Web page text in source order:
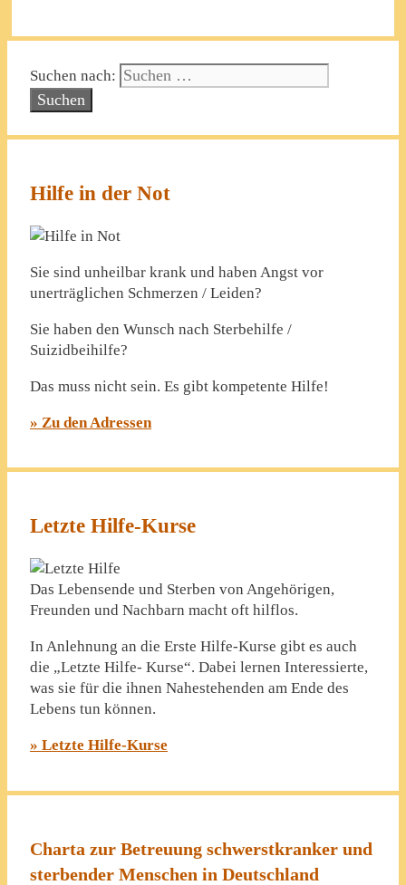
Suchen nach:
Hilfe in der Not
Sie sind unheilbar krank und haben Angst vor
unerträglichen Schmerzen / Leiden?
Sie haben den Wunsch nach Sterbehilfe /
Suizidbeihilfe?
Das muss nicht sein. Es gibt kompetente Hilfe!
» Zu den Adressen
Letzte Hilfe-Kurse
Das Lebensende und Sterben von Angehörigen,
Freunden und Nachbarn macht oft hilflos.
In Anlehnung an die Erste Hilfe-Kurse gibt es auch
die „Letzte Hilfe- Kurse“. Dabei lernen Interessierte,
was sie für die ihnen Nahestehenden am Ende des
Lebens tun können.
» Letzte Hilfe-Kurse
Charta zur Betreuung schwerstkranker und
sterbender Menschen in Deutschland